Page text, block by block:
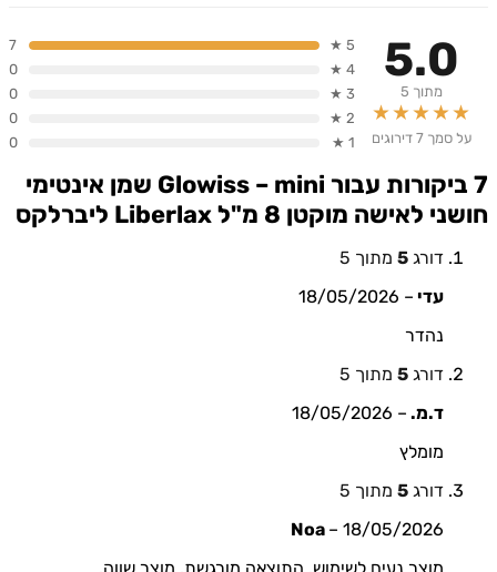
5.0
מתוך 5
★★★★★
על סמך 7 דירוגים
5 ★
7
4 ★
0
3 ★
0
2 ★
0
1 ★
0
7 ביקורות עבור
Glowiss – mini שמן אינטימי
חושני לאישה מוקטן 8 מ"ל Liberlax ליברלקס
דורג 5 מתוך 5
עדי –
18/05/2026
נהדר
דורג 5 מתוך 5
ד.מ. –
18/05/2026
מומלץ
דורג 5 מתוך 5
Noa – 18/05/2026